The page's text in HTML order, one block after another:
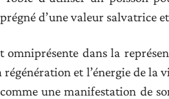
d’une valeur salvatrice
omniprésente dans la
et l’énergie de la
une manifestation de